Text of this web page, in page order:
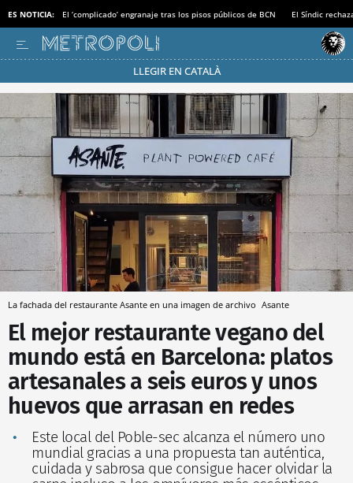
ES NOTICIA: El ‘complicado’ engranaje tras los pisos públicos de BCN El Síndic
LLEGIR EN CATALÀ
Pásate al MODO AHORRO
La fachada del restaurante Asante en una imagen de archivo Asante
El mejor restaurante vegano del
mundo está en Barcelona: platos
artesanales a seis euros y unos
huevos que arrasan en redes
Este local del Poble-sec alcanza el número uno
mundial gracias a una propuesta tan auténtica,
cuidada y sabrosa que consigue hacer olvidar la